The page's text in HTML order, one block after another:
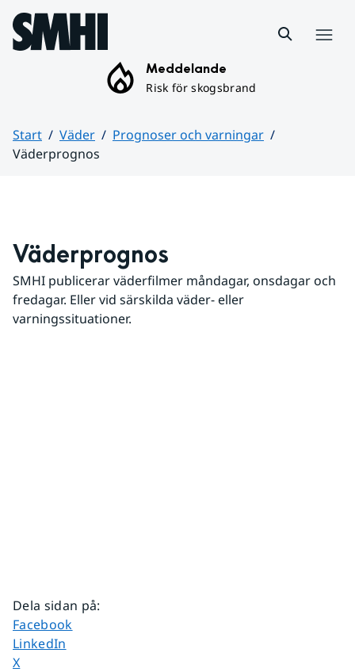
Hoppa till sidans innehåll
Meddelande
Risk för skogsbrand
Start Väder
Prognoser och varningar
Väderprognos
Väderprognos
SMHI publicerar väderfilmer måndagar, onsdagar och
fredagar. Eller vid särskilda väder- eller
varningssituationer.
Dela sidan på:
Dela sidan på
Facebook
Dela sidan på
LinkedIn
Dela sidan på
X